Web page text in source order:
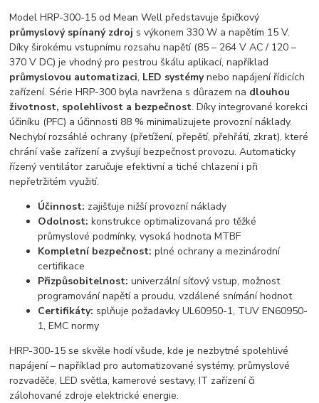
Model HRP-300-15 od Mean Well představuje špičkový
průmyslový spínaný zdroj s výkonem 330 W a napětím 15 V.
Díky širokému vstupnímu rozsahu napětí (85 – 264 V AC / 120 –
370 V DC) je vhodný pro pestrou škálu aplikací, například
průmyslovou automatizaci, LED systémynebo napájení řídicích
zařízení. Série HRP-300 byla navržena s důrazem na dlouhou
životnost, spolehlivost a bezpečnost. Díky integrované korekci
účiníku (PFC) a účinnosti 88 % minimalizujete provozní náklady.
Nechybí rozsáhlé ochrany (přetížení, přepětí, přehřátí, zkrat), které
chrání vaše zařízení a zvyšují bezpečnost provozu. Automaticky
řízený ventilátor zaručuje efektivní a tiché chlazení i při
nepřetržitém využití.
Účinnost: zajišťuje nižší provozní náklady
Odolnost: konstrukce optimalizovaná pro těžké
průmyslové podmínky, vysoká hodnota MTBF
Kompletní bezpečnost: plné ochrany a mezinárodní
certifikace
Přizpůsobitelnost: univerzální síťový vstup, možnost
programování napětí a proudu, vzdálené snímání hodnot
Certifikáty: splňuje požadavky UL60950-1, TUV EN60950-
1, EMC normy
HRP-300-15 se skvěle hodí všude, kde je nezbytné spolehlivé
napájení – například pro automatizované systémy, průmyslové
rozvaděče, LED světla, kamerové sestavy, IT zařízení či
zálohované zdroje elektrické energie.